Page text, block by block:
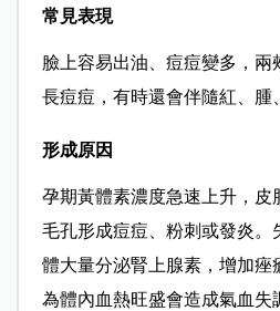
常見表現
臉上容易出油、痘痘變多，兩
長痘痘，有時還會伴隨紅、腫
形成原因
孕期黃體素濃度急速上升，皮
毛孔形成痘痘、粉刺或發炎。
體大量分泌腎上腺素，增加痤
為體內血熱旺盛會造成氣血失